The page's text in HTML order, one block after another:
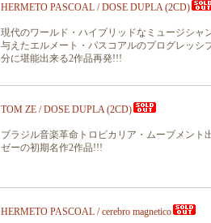
HERMETO PASCOAL / DOSE DUPLA (2CD)
現代のワールド・ハイブリッドなミュージシャ
与えたエルメート・パスコアルのプログレッシ
分に堪能出来る2作品再発!!!
TOM ZE / DOSE DUPLA (2CD)
ブラジル音楽革命トロピカリア・ムーブメント
ゼーの初期名作2作品!!!
HERMETO PASCOAL / cerebro magnetico